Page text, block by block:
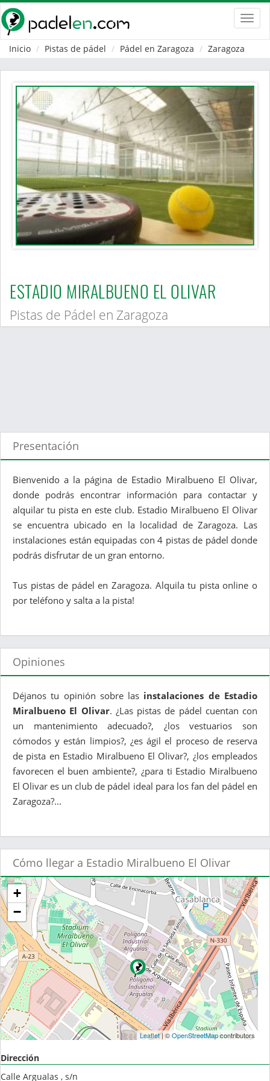
Inicio
Pistas de pádel Pádel en Zaragoza Zaragoza
ESTADIO MIRALBUENO EL OLIVAR
Pistas de Pádel en Zaragoza
Presentación
Bienvenido a la página de Estadio Miralbueno El Olivar,
donde podrás encontrar información para contactar y
alquilar tu pista en este club. Estadio Miralbueno El Olivar
se encuentra ubicado en la localidad de Zaragoza. Las
instalaciones están equipadas con 4 pistas de pádel donde
podrás disfrutar de un gran entorno.
Tus pistas de pádel en Zaragoza. Alquila tu pista online o
por teléfono y salta a la pista!
Opiniones
Déjanos tu opinión sobre las instalaciones de Estadio
Miralbueno El Olivar. ¿Las pistas de pádel cuentan con
un mantenimiento adecuado?, ¿los vestuarios son
cómodos y están limpios?, ¿es ágil el proceso de reserva
de pista en Estadio Miralbueno El Olivar?, ¿los empleados
favorecen el buen ambiente?, ¿para ti Estadio Miralbueno
El Olivar es un club de pádel ideal para los fan del pádel en
Zaragoza?...
Cómo llegar a Estadio Miralbueno El Olivar
+
−
Leaflet| ©OpenStreetMapcontributors
Dirección
Calle Argualas , s/n